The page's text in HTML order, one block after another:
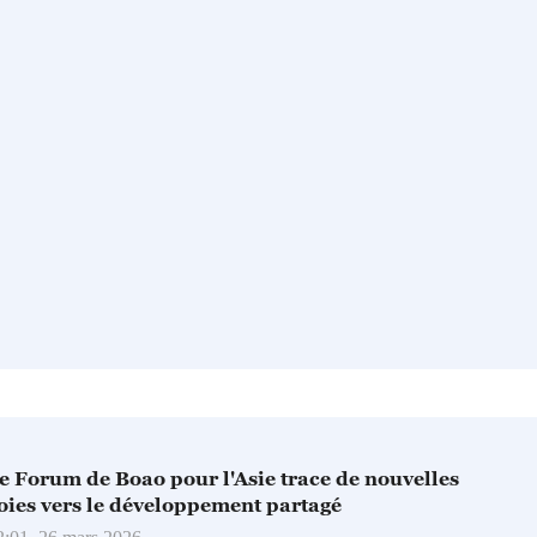
Forum de Boao pour l'Asie trace de nouvelles
vers le développement partagé